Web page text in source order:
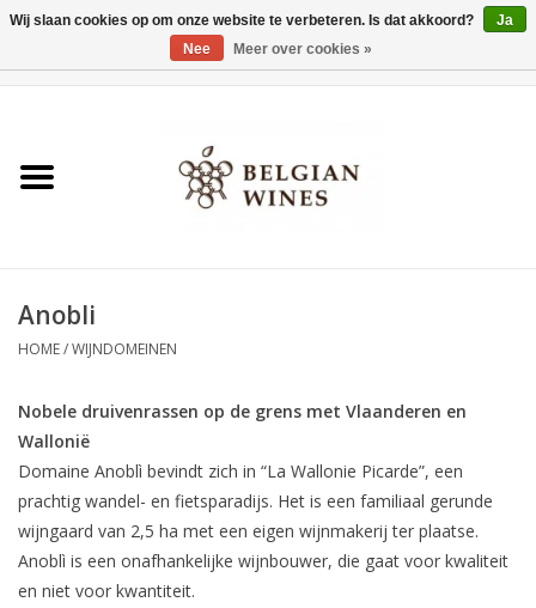
Wijnen
Wijnbar Antwerpen
Tasting Tuesdays
Blog
Wijndomeinen
Anobli
HOME/WIJNDOMEINEN
Nobele druivenrassen op de grens met Vlaanderen en
Wallonië
Domaine Anoblì bevindt zich in “La Wallonie Picarde”, een
prachtig wandel- en fietsparadijs. Het is een familiaal gerunde
wijngaard van 2,5 ha met een eigen wijnmakerij ter plaatse.
Anoblì is een onafhankelijke wijnbouwer, die gaat voor kwaliteit
en niet voor kwantiteit.
Wij slaan cookies op om onze website te verbeteren. Is dat akkoord?
Ja
Nee
Meer over cookies »